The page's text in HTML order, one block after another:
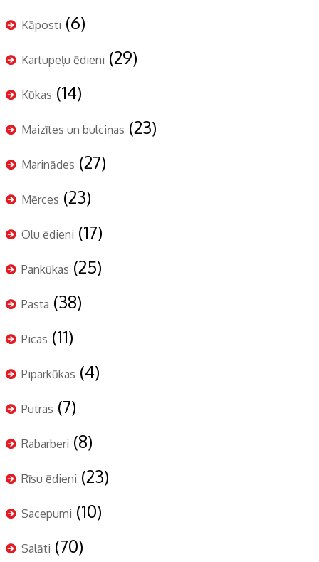
Kāposti (6)
Kartupeļu ēdieni (29)
Kūkas (14)
Maizītes un bulciņas (23)
Marinādes (27)
Mērces (23)
Olu ēdieni (17)
Pankūkas (25)
Pasta (38)
Picas (11)
Piparkūkas (4)
Putras (7)
Rabarberi (8)
Rīsu ēdieni (23)
Sacepumi (10)
Salāti (70)